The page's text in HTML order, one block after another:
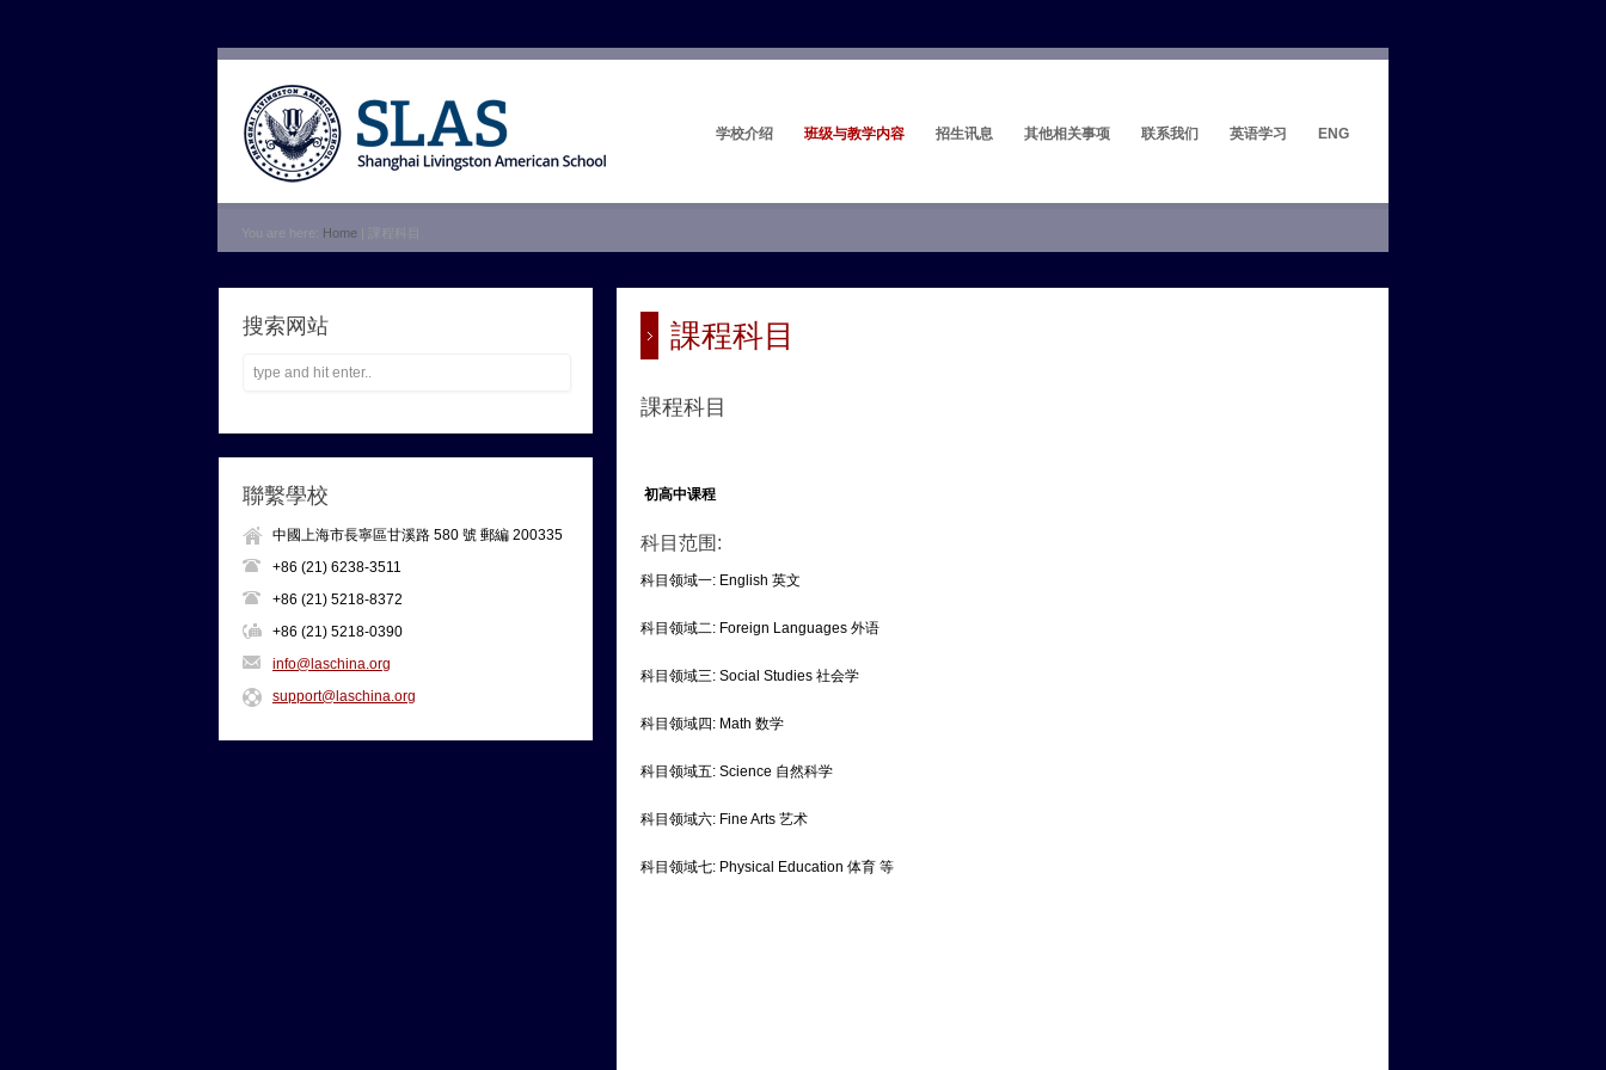
学校介绍 班级与教学内容 招生讯息 其他相关事项 联系我们 英语学习 ENG
You are here: Home | 課程科目
課程科目
課程科目
初高中课程
科目范围:
科目领域一: English 英文
科目领域二: Foreign Languages 外语
科目领域三: Social Studies 社会学
科目领域四: Math 数学
科目领域五: Science 自然科学
科目领域六: Fine Arts 艺术
科目领域七: Physical Education 体育 等
搜索网站
聯繫學校
中國上海市長寧區甘溪路 580 號 郵編 200335
+86 (21) 6238-3511
+86 (21) 5218-8372
+86 (21) 5218-0390
info@laschina.org
support@laschina.org